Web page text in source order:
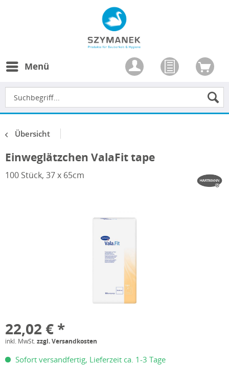
Menü
Übersicht
Einweglätzchen ValaFit tape
100 Stück, 37 x 65cm
22,02 € *
inkl. MwSt.zzgl. Versandkosten
Sofort versandfertig, Lieferzeit ca. 1-3 Tage